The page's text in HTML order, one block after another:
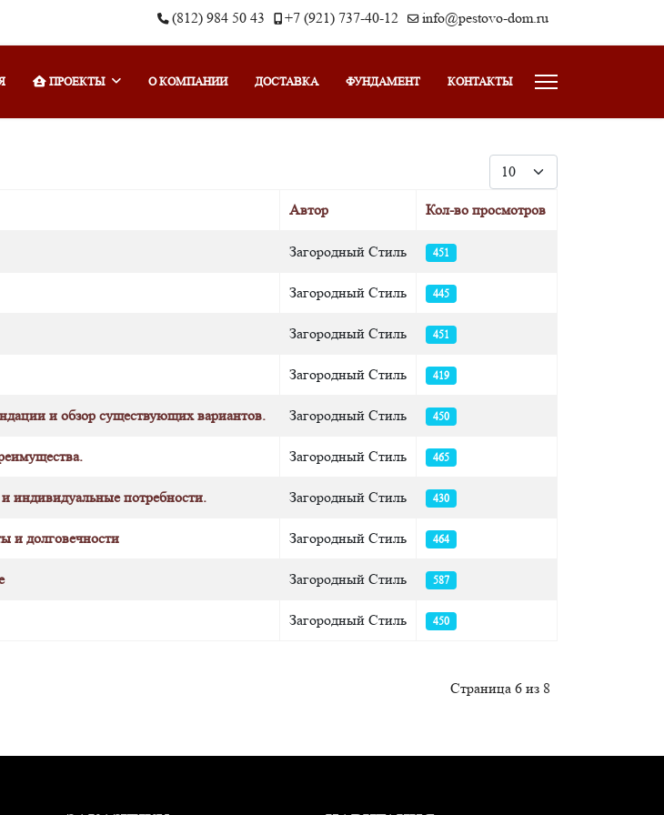
(812) 984 50 43 +7 (921) 737-40-12 info@pestovo-dom.ru
ПРОЕКТЫ О КОМПАНИИ ДОСТАВКА ФУНДАМЕНТ КОНТАКТЫ
Кол-во строк:
Автор Кол-во просмотров
Загородный Стиль 451
Загородный Стиль 445
Загородный Стиль 451
Загородный Стиль 419
и обзор существующих вариантов. Загородный Стиль 450
Загородный Стиль 465
индивидуальные потребности. Загородный Стиль 430
и долговечности Загородный Стиль 464
Загородный Стиль 587
Загородный Стиль 450
Страница 6 из 8